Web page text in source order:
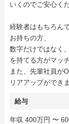
いくのでご安心く
経験者はもちろん
お持ちの方、
数字だけではなく
を持てる方がマッ
また、先輩社員が
リアアップができま
給与
年収 400万円 〜